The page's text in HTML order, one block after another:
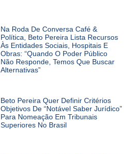
Na Roda De Conversa Café &
Política, Beto Pereira Lista Recursos
Às Entidades Sociais, Hospitais E
Obras: “Quando O Poder Público
Não Responde, Temos Que Buscar
Alternativas”
Beto Pereira Quer Definir Critérios
Objetivos De “notável Saber Jurídico”
Para Nomeação Em Tribunais
Superiores No Brasil